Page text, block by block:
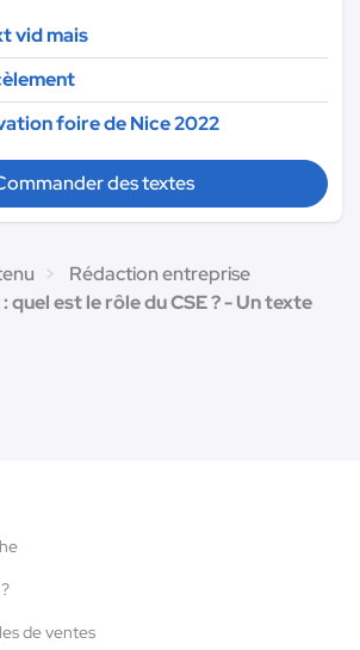
vid mais
foire de Nice 2022
des textes
Rédaction entreprise
quel est le rôle du CSE ? - Un texte
de ventes